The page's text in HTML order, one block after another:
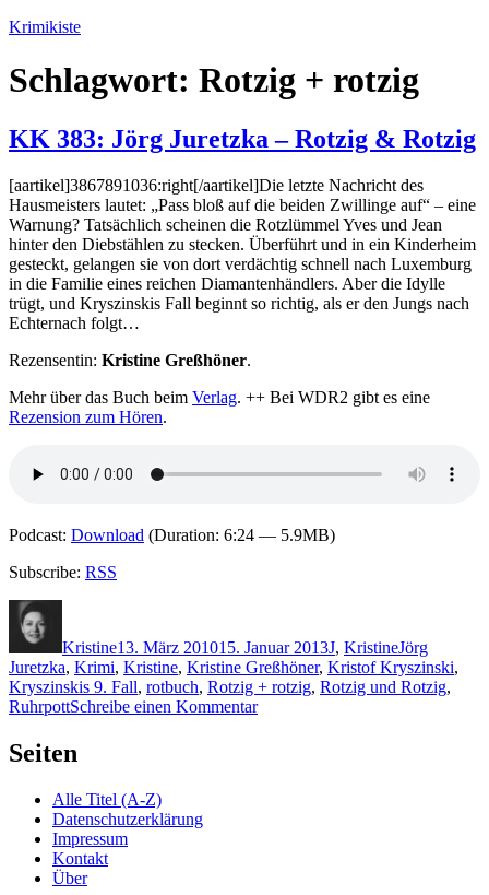
Zum
springen
Krimikiste
Schlagwort: Rotzig + rotzig
KK 383: Jörg Juretzka – Rotzig & Rotzig
[aartikel]3867891036:right[/aartikel]Die letzte Nachricht des
Hausmeisters lautet: „Pass bloß auf die beiden Zwillinge auf“ – eine
Warnung? Tatsächlich scheinen die Rotzlümmel Yves und Jean
hinter den Diebstählen zu stecken. Überführt und in ein Kinderheim
gesteckt, gelangen sie von dort verdächtig schnell nach Luxemburg
in die Familie eines reichen Diamantenhändlers. Aber die Idylle
trügt, und Kryszinskis Fall beginnt so richtig, als er den Jungs nach
Echternach folgt…
Rezensentin: Kristine Greßhöner.
Mehr über das Buch beim Verlag. ++ Bei WDR2 gibt es eine
Rezension zum Hören.
Podcast: Download (Duration: 6:24 — 5.9MB)
Subscribe: RSS
Kristine13. März 201015. Januar 2013J, KristineJörg
Juretzka, Krimi, Kristine, Kristine Greßhöner, Kristof Kryszinski,
Kryszinskis 9. Fall, rotbuch, Rotzig + rotzig, Rotzig und Rotzig,
RuhrpottSchreibe einen Kommentarzu
Seiten
Alle Titel (A-Z)
Datenschutzerklärung
Impressum
Kontakt
Über